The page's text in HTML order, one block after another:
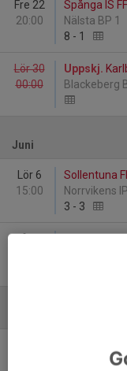
Fre 22
20:00
Spånga IS
Nälsta BP 1
8 - 1
Lör 30
00:00
Uppskj.
Blackeberg
Juni
Lör 6
15:00
Sollentuna
Norrvikens
3 - 3